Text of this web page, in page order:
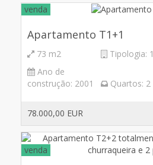
venda
Apartamento T1+1
73 m2 Tipologia: 1
Ano de
construção: 2001 Quartos: 2
78.000,00 EUR
venda